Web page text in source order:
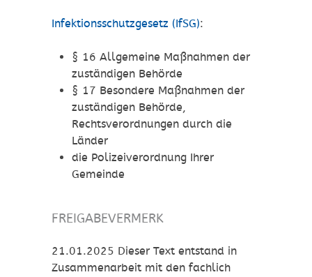
Infektionsschutzgesetz (IfSG):
§ 16 Allgemeine Maßnahmen der
zuständigen Behörde
§ 17 Besondere Maßnahmen der
zuständigen Behörde,
Rechtsverordnungen durch die
Länder
die Polizeiverordnung Ihrer
Gemeinde
FREIGABEVERMERK
21.01.2025 Dieser Text entstand in
Zusammenarbeit mit den fachlich